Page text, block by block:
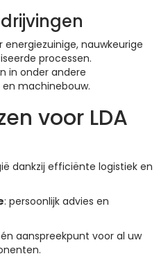
nauwkeurige
processen.
in onder andere
machinebouw.
voor LDA
dankzij efficiënte logistiek en
: persoonlijk advies en
aanspreekpunt voor al uw